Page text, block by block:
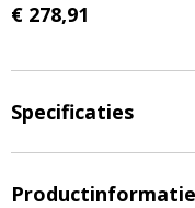
€ 278,91
Specificaties
Productinformatie